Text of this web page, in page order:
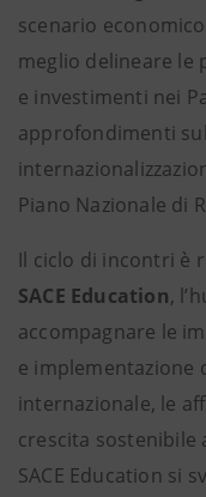
scenario
meglio delineare le
e investimenti nei
approfondimenti
Piano Nazionale di
Il ciclo di incontri è
SACE Education,
accompagnare le
e implementazione
internazionale, le
crescita sostenibile
SACE Education si